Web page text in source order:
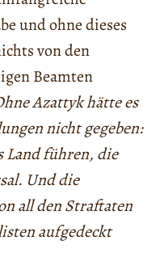
und ohne dieses
von den
Beamten
Azattyk hätte es
nicht gegeben:
Land führen, die
Und die
all den Straftaten
aufgedeckt